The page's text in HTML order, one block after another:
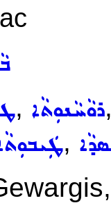
, ܪܘܵܚܵܢܘܼܬܵܐ
,